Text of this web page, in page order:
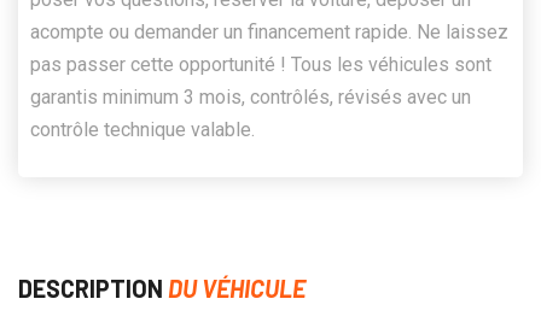
acompte ou demander un financement rapide. Ne laissez
pas passer cette opportunité ! Tous les véhicules sont
garantis minimum 3 mois, contrôlés, révisés avec un
contrôle technique valable.
DESCRIPTION DU VÉHICULE